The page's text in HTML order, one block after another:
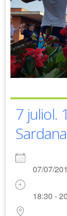
7 juliol.
Sardana
07/07/
18:30 -